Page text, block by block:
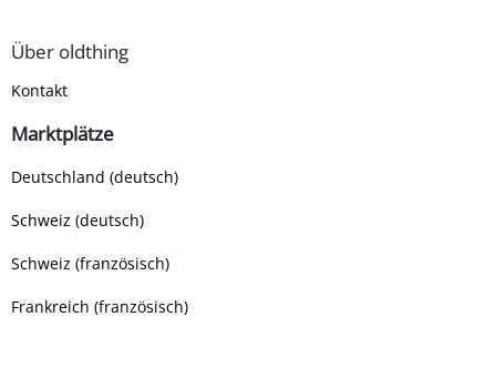
Über oldthing
Kontakt
Marktplätze
Deutschland (deutsch)
Schweiz (deutsch)
Schweiz (französisch)
Frankreich (französisch)